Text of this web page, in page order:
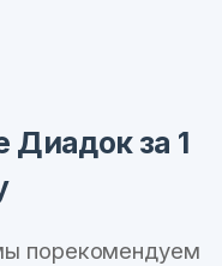
за 1
порекомендуем